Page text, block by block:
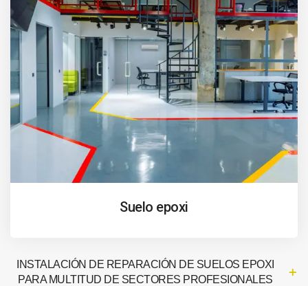
Suelo epoxi
INSTALACIÓN DE REPARACIÓN DE SUELOS EPOXI
PARA MULTITUD DE SECTORES PROFESIONALES